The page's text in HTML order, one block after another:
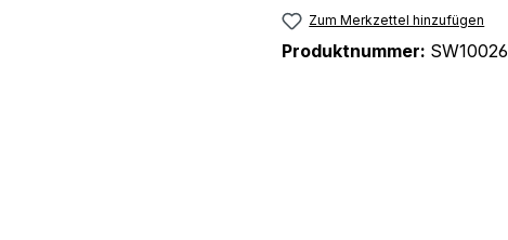
Zum Merkzettel hinzufügen
Produktnummer: SW10026